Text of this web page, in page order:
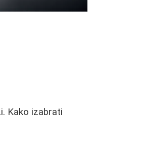
Kako izabrati